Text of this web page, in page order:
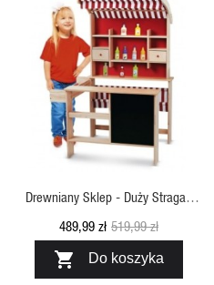
SZYBKI PODGLĄD
Drewniany Sklep - Duży Stragan
Krakpol519,99 zł
489,99 zł
 Do koszyka